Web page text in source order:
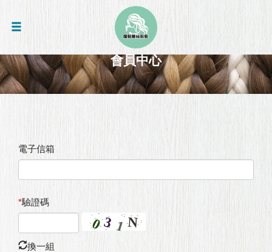
會員中心
電子信箱
*驗證碼
換一組